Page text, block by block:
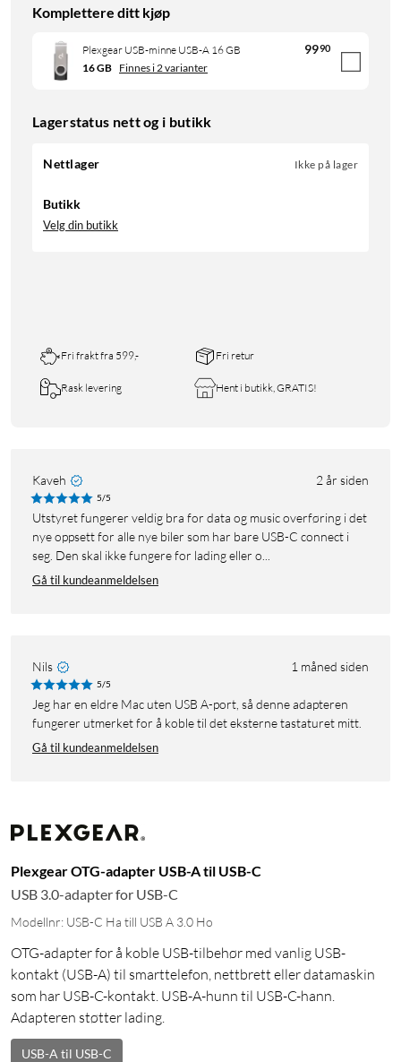
Komplettere ditt kjøp
Plexgear USB-minne USB-A 16 GB 9990
16 GB Finnes i 2 varianter
Lagerstatus nett og i butikk
Nettlager Ikke på lager
Butikk
Velg din butikk
Fri frakt fra 599,- Fri retur
Rask levering Hent i butikk, GRATIS!
Kaveh 2 år siden
5/5
Utstyret fungerer veldig bra for data og music overføring i det
nye oppsett for alle nye biler som har bare USB-C connect i
seg. Den skal ikke fungere for lading eller o...
Gå til kundeanmeldelsen
Nils 1 måned siden
5/5
Jeg har en eldre Mac uten USB A-port, så denne adapteren
fungerer utmerket for å koble til det eksterne tastaturet mitt.
Gå til kundeanmeldelsen
Plexgear OTG-adapter USB-A til USB-C
USB 3.0-adapter for USB-C
Modellnr: USB-C Ha till USB A 3.0 Ho
OTG-adapter for å koble USB-tilbehør med vanlig USB-
kontakt (USB-A) til smarttelefon, nettbrett eller datamaskin
som har USB-C-kontakt. USB-A-hunn til USB-C-hann.
Adapteren støtter lading.
USB-A til USB-C